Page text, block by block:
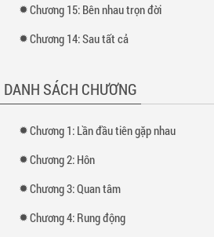
Chương 15: Bên nhau trọn đời
Chương 14: Sau tất cả
DANH SÁCH CHƯƠNG
Chương 1: Lần đầu tiên gặp nhau
Chương 2: Hôn
Chương 3: Quan tâm
Chương 4: Rung động